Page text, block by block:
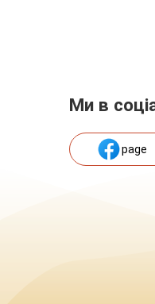
Ми в
page